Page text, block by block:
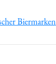
Biermarken